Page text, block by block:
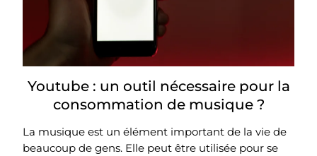
Youtube : un outil nécessaire pour la
consommation de musique ?
La musique est un élément important de la vie de
beaucoup de gens. Elle peut être utilisée pour se